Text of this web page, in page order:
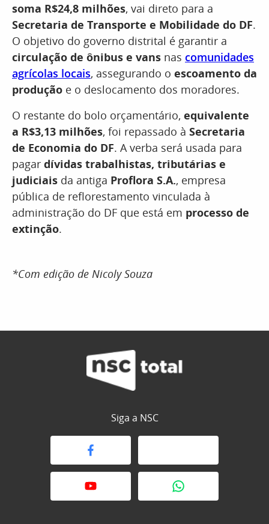
soma R$24,8 milhões, vai direto para a
Secretaria de Transporte e Mobilidade do DF.
O objetivo do governo distrital é garantir a
circulação de ônibus e vans nas comunidades
agrícolas locais, assegurando o escoamento da
produção e o deslocamento dos moradores.
O restante do bolo orçamentário, equivalente
a R$3,13 milhões, foi repassado à Secretaria
de Economia do DF. A verba será usada para
pagar dívidas trabalhistas, tributárias e
judiciais da antiga Proflora S.A., empresa
pública de reflorestamento vinculada à
administração do DF que está em processo de
extinção.
*Com edição de Nicoly Souza
Siga a NSC